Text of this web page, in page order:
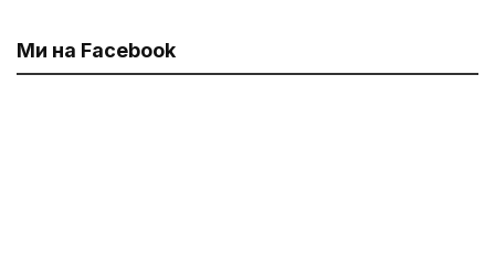
Ми на Facebook